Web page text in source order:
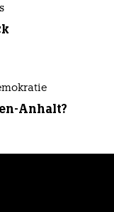
Anhalt?